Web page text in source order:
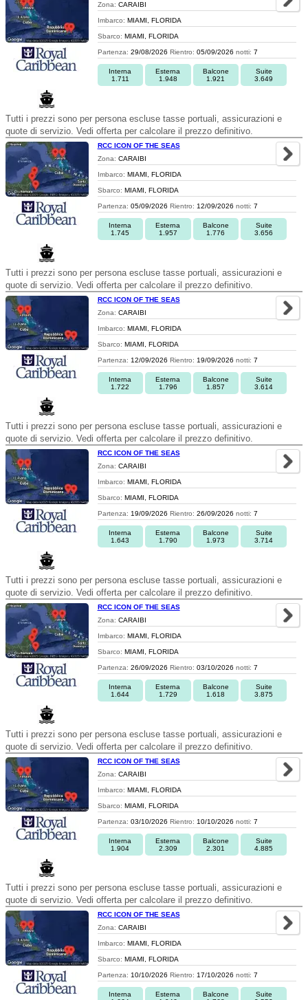
Zona: CARAIBI
Imbarco: MIAMI, FLORIDA
Sbarco: MIAMI, FLORIDA
Partenza: 29/08/2026 Rientro: 05/09/2026 notti: 7
Interna
1.711
Esterna
1.948
Balcone
1.921
Suite
3.649
Tutti i prezzi sono per persona escluse tasse portuali, assicurazioni e
quote di servizio. Vedi offerta per calcolare il prezzo definitivo.
RCC ICON OF THE SEAS
Zona: CARAIBI
Imbarco: MIAMI, FLORIDA
Sbarco: MIAMI, FLORIDA
Partenza: 05/09/2026 Rientro: 12/09/2026 notti: 7
Interna
1.745
Esterna
1.957
Balcone
1.776
Suite
3.656
Tutti i prezzi sono per persona escluse tasse portuali, assicurazioni e
quote di servizio. Vedi offerta per calcolare il prezzo definitivo.
RCC ICON OF THE SEAS
Zona: CARAIBI
Imbarco: MIAMI, FLORIDA
Sbarco: MIAMI, FLORIDA
Partenza: 12/09/2026 Rientro: 19/09/2026 notti: 7
Interna
1.722
Esterna
1.796
Balcone
1.857
Suite
3.614
Tutti i prezzi sono per persona escluse tasse portuali, assicurazioni e
quote di servizio. Vedi offerta per calcolare il prezzo definitivo.
RCC ICON OF THE SEAS
Zona: CARAIBI
Imbarco: MIAMI, FLORIDA
Sbarco: MIAMI, FLORIDA
Partenza: 19/09/2026 Rientro: 26/09/2026 notti: 7
Interna
1.643
Esterna
1.790
Balcone
1.973
Suite
3.714
Tutti i prezzi sono per persona escluse tasse portuali, assicurazioni e
quote di servizio. Vedi offerta per calcolare il prezzo definitivo.
RCC ICON OF THE SEAS
Zona: CARAIBI
Imbarco: MIAMI, FLORIDA
Sbarco: MIAMI, FLORIDA
Partenza: 26/09/2026 Rientro: 03/10/2026 notti: 7
Interna
1.644
Esterna
1.729
Balcone
1.618
Suite
3.875
Tutti i prezzi sono per persona escluse tasse portuali, assicurazioni e
quote di servizio. Vedi offerta per calcolare il prezzo definitivo.
RCC ICON OF THE SEAS
Zona: CARAIBI
Imbarco: MIAMI, FLORIDA
Sbarco: MIAMI, FLORIDA
Partenza: 03/10/2026 Rientro: 10/10/2026 notti: 7
Interna
1.904
Esterna
2.309
Balcone
2.301
Suite
4.885
Tutti i prezzi sono per persona escluse tasse portuali, assicurazioni e
quote di servizio. Vedi offerta per calcolare il prezzo definitivo.
RCC ICON OF THE SEAS
Zona: CARAIBI
Imbarco: MIAMI, FLORIDA
Sbarco: MIAMI, FLORIDA
Partenza: 10/10/2026 Rientro: 17/10/2026 notti: 7
Interna
Esterna
Balcone
Suite